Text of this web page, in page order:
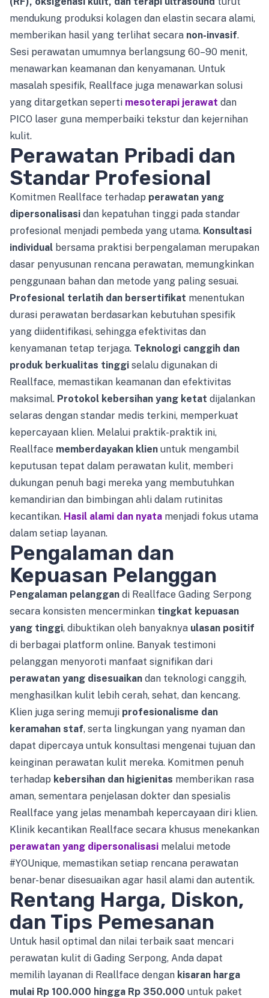
mendukung produksi kolagen dan elastin secara alami,
memberikan hasil yang terlihat secara non-invasif.
Sesi perawatan umumnya berlangsung 60–90 menit,
menawarkan keamanan dan kenyamanan. Untuk
masalah spesifik, Reallface juga menawarkan solusi
yang ditargetkan seperti mesoterapi jerawat dan
PICO laser guna memperbaiki tekstur dan kejernihan
kulit.
Perawatan Pribadi dan
Standar Profesional
Komitmen Reallface terhadap perawatan yang
dipersonalisasi dan kepatuhan tinggi pada standar
profesional menjadi pembeda yang utama. Konsultasi
individual bersama praktisi berpengalaman merupakan
dasar penyusunan rencana perawatan, memungkinkan
penggunaan bahan dan metode yang paling sesuai.
Profesional terlatih dan bersertifikat menentukan
durasi perawatan berdasarkan kebutuhan spesifik
yang diidentifikasi, sehingga efektivitas dan
kenyamanan tetap terjaga. Teknologi canggih dan
produk berkualitas tinggi selalu digunakan di
Reallface, memastikan keamanan dan efektivitas
maksimal. Protokol kebersihan yang ketat dijalankan
selaras dengan standar medis terkini, memperkuat
kepercayaan klien. Melalui praktik-praktik ini,
Reallface memberdayakan klien untuk mengambil
keputusan tepat dalam perawatan kulit, memberi
dukungan penuh bagi mereka yang membutuhkan
kemandirian dan bimbingan ahli dalam rutinitas
kecantikan. Hasil alami dan nyata menjadi fokus utama
dalam setiap layanan.
Pengalaman dan
Kepuasan Pelanggan
Pengalaman pelanggan di Reallface Gading Serpong
secara konsisten mencerminkan tingkat kepuasan
yang tinggi, dibuktikan oleh banyaknya ulasan positif
di berbagai platform online. Banyak testimoni
pelanggan menyoroti manfaat signifikan dari
perawatan yang disesuaikan dan teknologi canggih,
menghasilkan kulit lebih cerah, sehat, dan kencang.
Klien juga sering memuji profesionalisme dan
keramahan staf, serta lingkungan yang nyaman dan
dapat dipercaya untuk konsultasi mengenai tujuan dan
keinginan perawatan kulit mereka. Komitmen penuh
terhadap kebersihan dan higienitas memberikan rasa
aman, sementara penjelasan dokter dan spesialis
Reallface yang jelas menambah kepercayaan diri klien.
Klinik kecantikan Reallface secara khusus menekankan
perawatan yang dipersonalisasi melalui metode
#YOUnique, memastikan setiap rencana perawatan
benar-benar disesuaikan agar hasil alami dan autentik.
Rentang Harga, Diskon,
dan Tips Pemesanan
Untuk hasil optimal dan nilai terbaik saat mencari
perawatan kulit di Gading Serpong, Anda dapat
memilih layanan di Reallface dengan kisaran harga
mulai Rp 100.000 hingga Rp 350.000 untuk paket